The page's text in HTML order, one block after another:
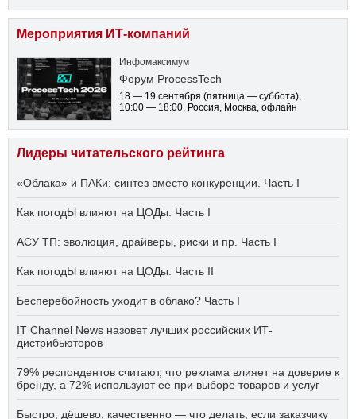
Мероприятия ИТ-компаний
Инфомаксимум
Форум ProcessTech
18 — 19 сентября (пятница — суббота)
10:00 — 18:00 , Россия, Москва, офлайн
Лидеры читательского рейтинга
«Облака» и ПАКи: синтез вместо конкуренции. Часть I
Как погодЫ влияют на ЦОДы. Часть I
АСУ ТП: эволюция, драйверы, риски и пр. Часть I
Как погодЫ влияют на ЦОДы. Часть II
Бесперебойность уходит в облако? Часть I
IT Channel News назовет лучших российских ИТ-
дистрибьюторов
79% респондентов считают, что реклама влияет на доверие к
бренду, а 72% используют ее при выборе товаров и услуг
Быстро, дёшево, качественно — что делать, если заказчику